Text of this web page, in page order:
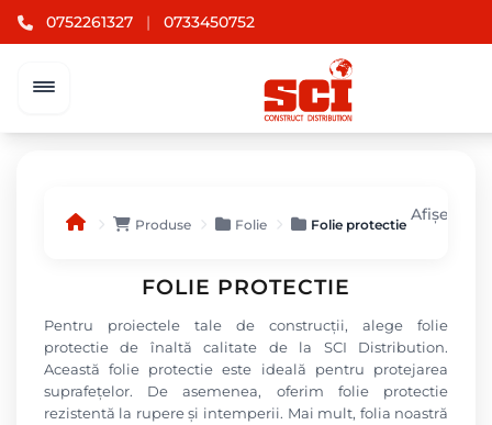
0752261327 | 0733450752
Produse Folie Folie protectie Afișez
FOLIE PROTECTIE
Pentru proiectele tale de construcții, alege folie
protectie de înaltă calitate de la SCI Distribution.
Această folie protectie este ideală pentru protejarea
suprafețelor. De asemenea, oferim folie protectie
rezistentă la rupere și intemperii. Mai mult, folia noastră